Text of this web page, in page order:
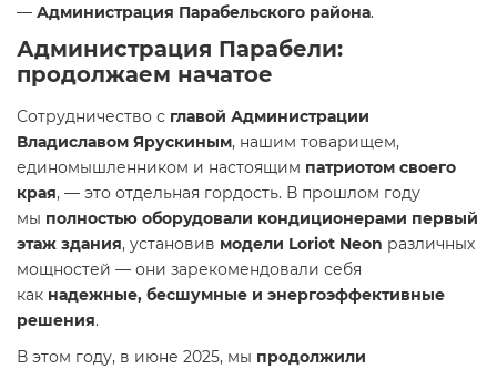
— Администрация Парабельского района.
Администрация Парабели:
продолжаем начатое
Сотрудничество с главой Администрации
Владиславом Ярускиным, нашим товарищем,
единомышленником и настоящим патриотом своего
края, — это отдельная гордость. В прошлом году
мы полностью оборудовали кондиционерами первый
этаж здания, установив модели Loriot Neon различных
мощностей — они зарекомендовали себя
как надежные, бесшумные и энергоэффективные
решения.
В этом году, в июне 2025, мы продолжили